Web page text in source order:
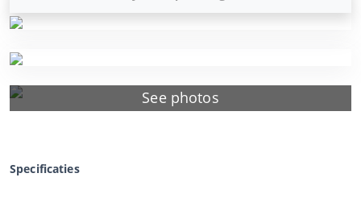
See photos
Specificaties